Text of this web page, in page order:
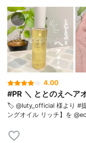
4.00
#PR ＼ ととのえヘア
🏷️ @luty_official 様より #
ングオイル リッチ】を